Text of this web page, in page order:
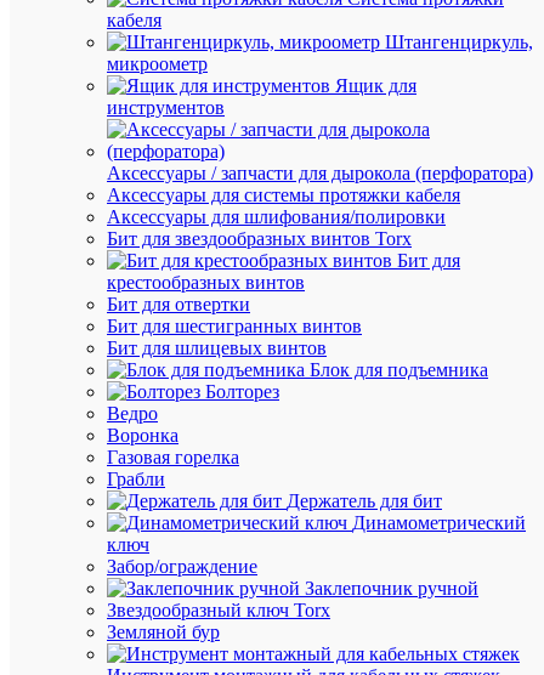
кабеля
Штангенциркуль,
микроометр
Ящик для
инструментов
Аксессуары / запчасти для дырокола (перфоратора)
Аксессуары для системы протяжки кабеля
Аксессуары для шлифования/полировки
Бит для звездообразных винтов Torx
Бит для
крестообразных винтов
Бит для отвертки
Бит для шестигранных винтов
Бит для шлицевых винтов
Блок для подъемника
Болторез
Ведро
Воронка
Газовая горелка
Грабли
Держатель для бит
Динамометрический
ключ
Забор/ограждение
Заклепочник ручной
Звездообразный ключ Torx
Земляной бур
C
CHINT
179705
шт.
В